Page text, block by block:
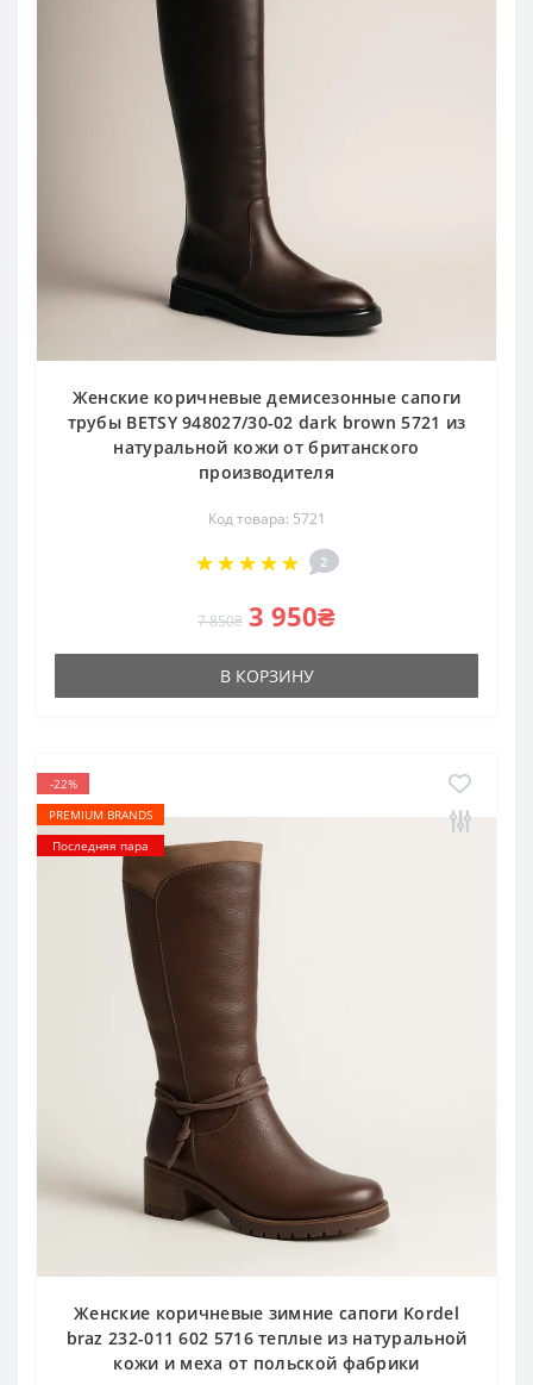
Женские коричневые демисезонные сапоги
трубы BETSY 948027/30-02 dark brown 5721 из
натуральной кожи от британского
производителя
Код товара: 5721
2
7 850₴ 3 950₴
В КОРЗИНУ
-22%
PREMIUM BRANDS
Последняя пара
Женские коричневые зимние сапоги Kordel
braz 232-011 602 5716 теплые из натуральной
кожи и меха от польской фабрики